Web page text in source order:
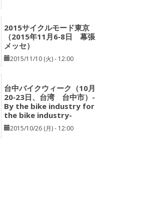
2015サイクルモード東京
（2015年11月6‐8日 幕張
メッセ）
2015/11/10 (火) - 12:00
台中バイクウィーク（10月
20‐23日、台湾 台中市）-
By the bike industry for
the bike industry-
2015/10/26 (月) - 12:00